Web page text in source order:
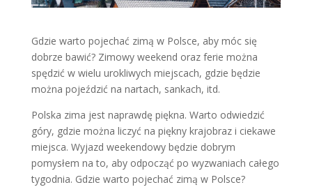
Gdzie warto pojechać zimą w Polsce, aby móc się
dobrze bawić? Zimowy weekend oraz ferie można
spędzić w wielu urokliwych miejscach, gdzie będzie
można pojeździć na nartach, sankach, itd.
Polska zima jest naprawdę piękna. Warto odwiedzić
góry, gdzie można liczyć na piękny krajobraz i ciekawe
miejsca. Wyjazd weekendowy będzie dobrym
pomysłem na to, aby odpocząć po wyzwaniach całego
tygodnia. Gdzie warto pojechać zimą w Polsce?